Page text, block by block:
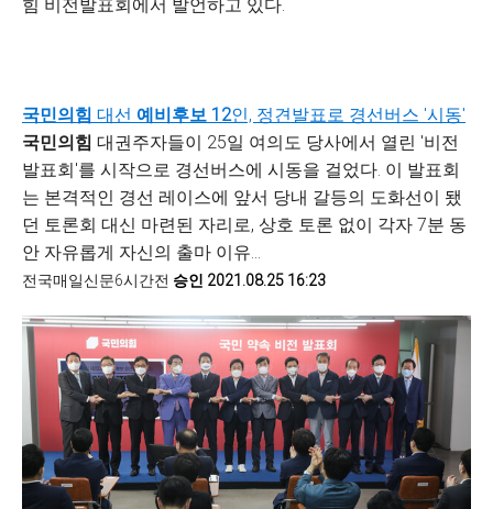
힘 비전발표회에서 발언하고 있다.
국민의힘 대선 예비후보 12인, 정견발표로 경선버스 '시동'
국민의힘 대권주자들이 25일 여의도 당사에서 열린 '비전
발표회'를 시작으로 경선버스에 시동을 걸었다. 이 발표회
는 본격적인 경선 레이스에 앞서 당내 갈등의 도화선이 됐
던 토론회 대신 마련된 자리로, 상호 토론 없이 각자 7분 동
안 자유롭게 자신의 출마 이유...
전국매일신문6시간전 승인 2021.08.25 16:23